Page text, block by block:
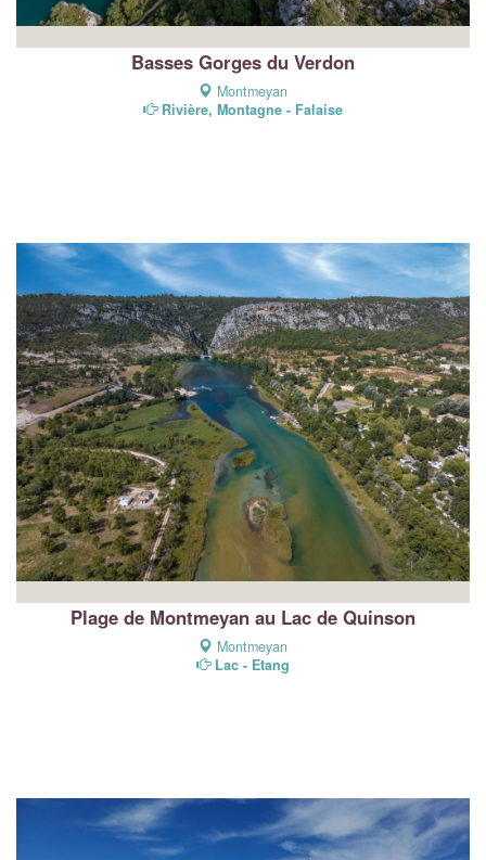
Basses Gorges du Verdon
Montmeyan
Rivière, Montagne - Falaise
Plage de Montmeyan au Lac de Quinson
Montmeyan
Lac - Etang